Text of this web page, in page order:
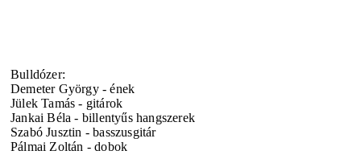
Bulldózer:
Demeter György - ének
Jülek Tamás - gitárok
Jankai Béla- billentyűs hangszerek
Szabó Jusztin - basszusgitár
Pálmai Zoltán - dobok